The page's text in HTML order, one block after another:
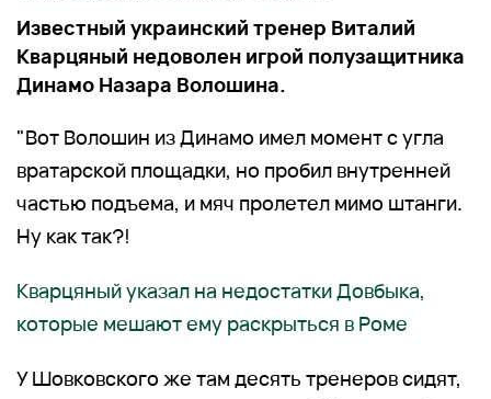
Известный украинский тренер Виталий
Кварцяный недоволен игрой полузащитника
Динамо Назара Волошина.
"Вот Волошин из Динамо имел момент с угла
вратарской площадки, но пробил внутренней
частью подъема, и мяч пролетел мимо штанги.
Ну как так?!
Кварцяный указал на недостатки Довбыка,
которые мешают ему раскрыться в Роме
У Шовковского же там десять тренеров сидят,